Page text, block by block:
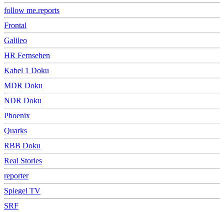
follow me.reports
Frontal
Galileo
HR Fernsehen
Kabel 1 Doku
MDR Doku
NDR Doku
Phoenix
Quarks
RBB Doku
Real Stories
reporter
Spiegel TV
SRF